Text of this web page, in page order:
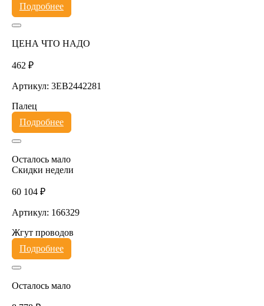
Подробнее
ЦЕНА ЧТО НАДО
462 ₽
Артикул: 3EB2442281
Палец
Подробнее
Осталось мало
Скидки недели
60 104 ₽
Артикул: 166329
Жгут проводов
Подробнее
Осталось мало